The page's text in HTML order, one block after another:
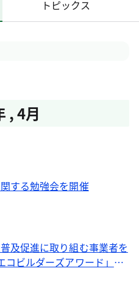
トピックス
,4月
する勉強会を開催
及促進に取り組む事業者を
コビルダーズアワード」募